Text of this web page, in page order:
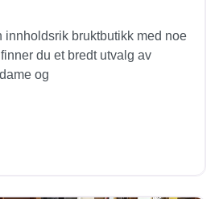
innholdsrik bruktbutikk med noe
du et bredt utvalg av
og